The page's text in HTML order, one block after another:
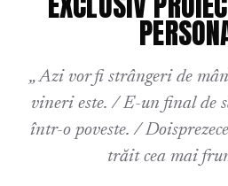
„ Azi vor fi strângeri de
vineri este. / E-un final de
într-o poveste. /
trăit cea mai